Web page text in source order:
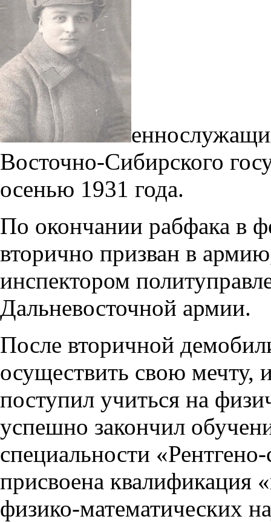
Восточно-Сибирского
осенью 1931 года.
По окончании рабфака в
вторично призван в
инспектором
Дальневосточной армии.
После вторичной
осуществить свою мечту,
поступил учиться на
успешно закончил
специальности
присвоена квалификация
физико-математических